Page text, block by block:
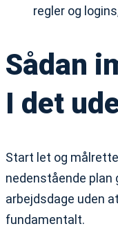
regler og
Sådan
I det
Start let og
nedenstående plan
arbejdsdage uden
fundamentalt.